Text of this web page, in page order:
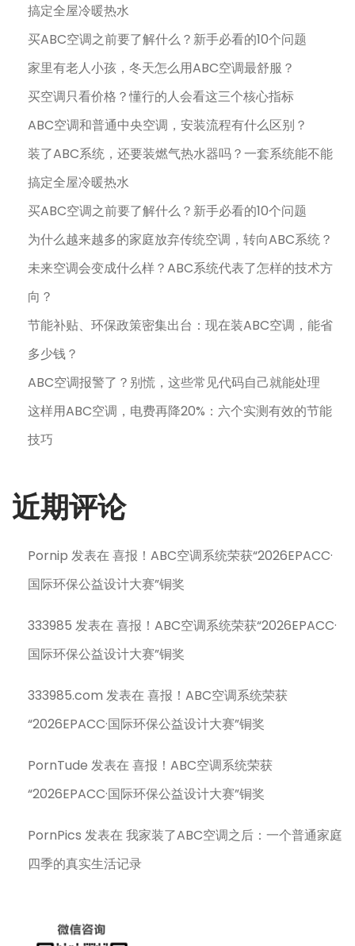
搞定全屋冷暖热水
买ABC空调之前要了解什么？新手必看的10个问题
家里有老人小孩，冬天怎么用ABC空调最舒服？
买空调只看价格？懂行的人会看这三个核心指标
ABC空调和普通中央空调，安装流程有什么区别？
装了ABC系统，还要装燃气热水器吗？一套系统能不能
搞定全屋冷暖热水
买ABC空调之前要了解什么？新手必看的10个问题
为什么越来越多的家庭放弃传统空调，转向ABC系统？
未来空调会变成什么样？ABC系统代表了怎样的技术方
向？
节能补贴、环保政策密集出台：现在装ABC空调，能省
多少钱？
ABC空调报警了？别慌，这些常见代码自己就能处理
这样用ABC空调，电费再降20%：六个实测有效的节能
技巧
近期评论
Pornip 发表在喜报！ABC空调系统荣获“2026EPACC·
国际环保公益设计大赛”铜奖
333985 发表在喜报！ABC空调系统荣获“2026EPACC·
国际环保公益设计大赛”铜奖
333985.com 发表在喜报！ABC空调系统荣获
“2026EPACC·国际环保公益设计大赛”铜奖
PornTude 发表在喜报！ABC空调系统荣获
“2026EPACC·国际环保公益设计大赛”铜奖
PornPics 发表在我家装了ABC空调之后：一个普通家庭
四季的真实生活记录